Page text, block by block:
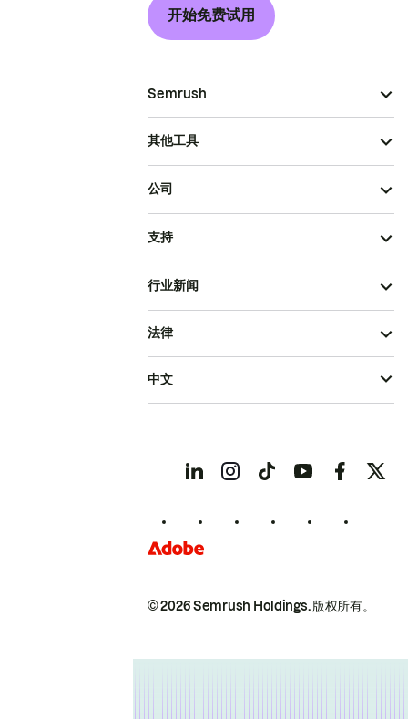
开始免费试用
Semrush
其他工具
公司
支持
行业新闻
© 2026 Semrush Holdings.版权所有。
法律
中文